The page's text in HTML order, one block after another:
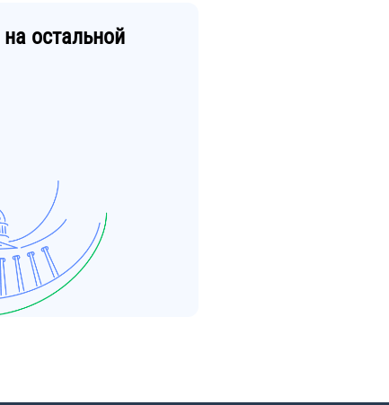
на остальной